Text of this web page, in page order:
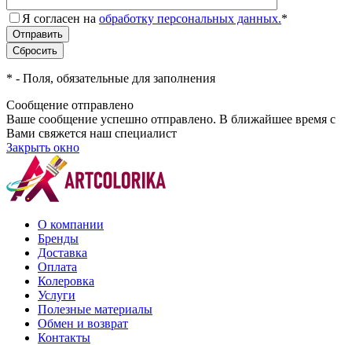
Я согласен на обработку персональных данных.*
* - Поля, обязательные для заполнения
Сообщение отправлено
Ваше сообщение успешно отправлено. В ближайшее время с
Вами свяжется наш специалист
Закрыть окно
О компании
Бренды
Доставка
Оплата
Колеровка
Услуги
Полезные материалы
Обмен и возврат
Контакты